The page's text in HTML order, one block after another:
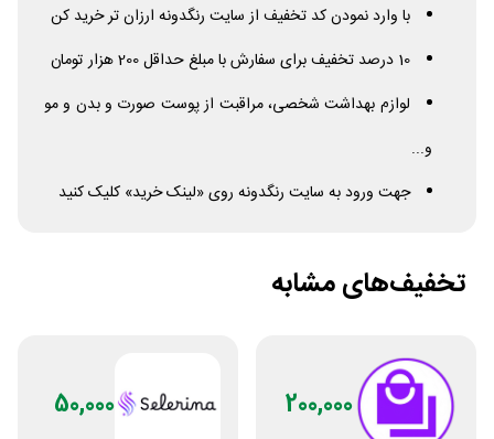
با وارد نمودن کد تخفیف از سایت رنگدونه ارزان تر خرید کن
10 درصد تخفیف برای سفارش با مبلغ حداقل 200 هزار تومان
لوازم بهداشت شخصی، مراقبت از پوست صورت و بدن و مو
و...
جهت ورود به سایت رنگدونه روی «لینک خرید» کلیک کنید
تخفیف‌های مشابه
200,000
50,000